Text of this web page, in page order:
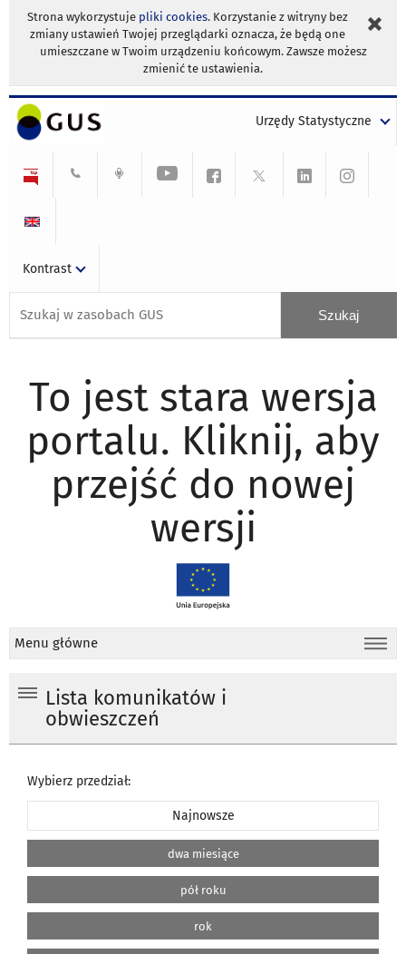
Strona wykorzystuje pliki cookies. Korzystanie z witryny bez
zmiany ustawień Twojej przeglądarki oznacza, że będą one
umieszczane w Twoim urządzeniu końcowym. Zawsze możesz
zmienić te ustawienia.
Urzędy Statystyczne
Kontrast
To jest stara wersja
portalu. Kliknij, aby
przejść do nowej
wersji
Menu główne
Lista komunikatów i
obwieszczeń
Wybierz przedział:
Najnowsze
dwa miesiące
pół roku
rok